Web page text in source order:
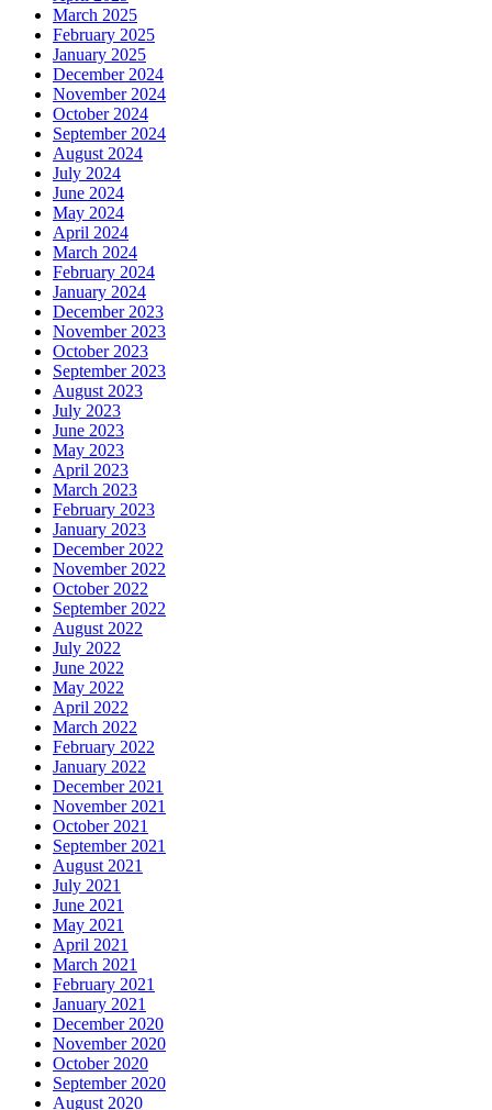
March 2025
February 2025
January 2025
December 2024
November 2024
October 2024
September 2024
August 2024
July 2024
June 2024
May 2024
April 2024
March 2024
February 2024
January 2024
December 2023
November 2023
October 2023
September 2023
August 2023
July 2023
June 2023
May 2023
April 2023
March 2023
February 2023
January 2023
December 2022
November 2022
October 2022
September 2022
August 2022
July 2022
June 2022
May 2022
April 2022
March 2022
February 2022
January 2022
December 2021
November 2021
October 2021
September 2021
August 2021
July 2021
June 2021
May 2021
April 2021
March 2021
February 2021
January 2021
December 2020
November 2020
October 2020
September 2020
August 2020